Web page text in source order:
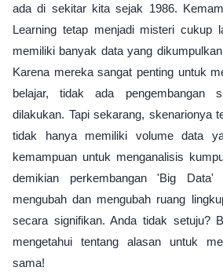
ada di sekitar kita sejak 1986.
Learning tetap menjadi misteri cukup
memiliki banyak data yang
Karena mereka sangat penting untuk
belajar, tidak ada pengembangan
dilakukan. Tapi sekarang, skenarionya
tidak hanya memiliki volume data
kemampuan untuk menganalisis
demikian perkembangan 'Big
mengubah dan mengubah ruang
secara signifikan. Anda tidak setuju?
mengetahui tentang alasan untuk
sama!